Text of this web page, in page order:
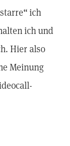
ich
ich und
Hier also
Meinung